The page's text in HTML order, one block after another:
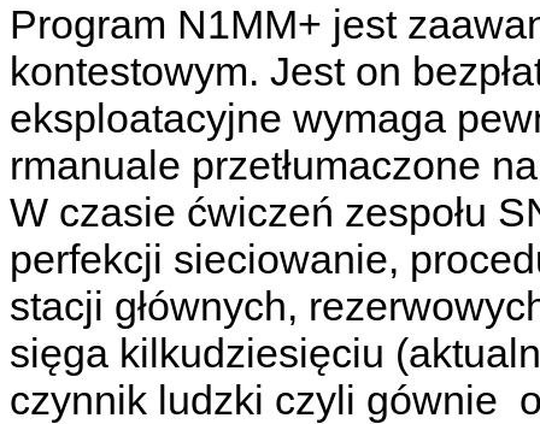
Program N1MM+ jest
kontestowym. Jest on
eksploatacyjne wymaga
rmanuale przetłumaczone
W czasie ćwiczeń zespołu
perfekcji sieciowanie,
stacji głównych,
sięga kilkudziesięciu
czynnik ludzki czyli gównie